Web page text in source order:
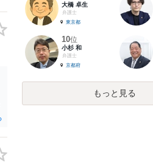
大橋 卓生
弁護士
東京都
10位
小杉 和
弁護士
京都府
もっと見る